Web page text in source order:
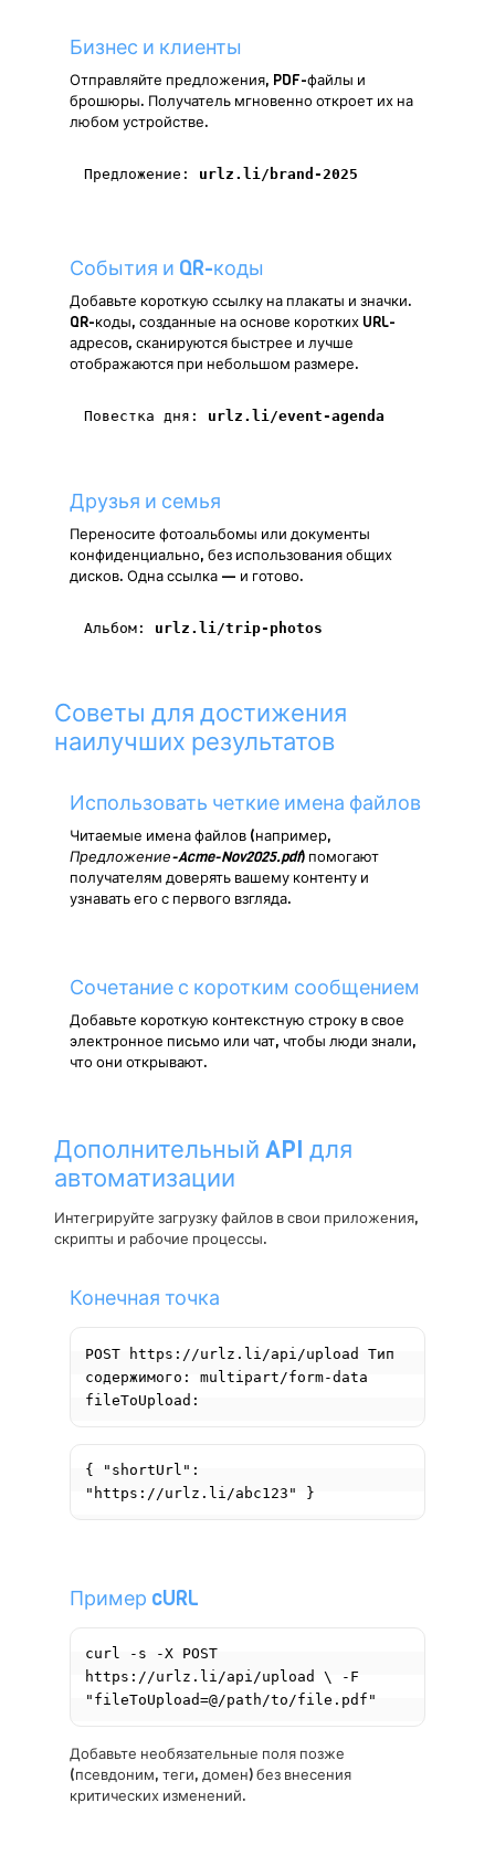
Бизнес и клиенты
Отправляйте предложения, PDF-файлы и
брошюры. Получатель мгновенно откроет их на
любом устройстве.
Предложение: urlz.li/brand-2025
События и QR-коды
Добавьте короткую ссылку на плакаты и значки.
QR-коды, созданные на основе коротких URL-
адресов, сканируются быстрее и лучше
отображаются при небольшом размере.
Повестка дня: urlz.li/event-agenda
Друзья и семья
Переносите фотоальбомы или документы
конфиденциально, без использования общих
дисков. Одна ссылка — и готово.
Альбом: urlz.li/trip-photos
Советы для достижения
наилучших результатов
Использовать четкие имена файлов
Читаемые имена файлов (например,
Предложение-Acme-Nov2025.pdf) помогают
получателям доверять вашему контенту и
узнавать его с первого взгляда.
Сочетание с коротким сообщением
Добавьте короткую контекстную строку в свое
электронное письмо или чат, чтобы люди знали,
что они открывают.
Дополнительный API для
автоматизации
Интегрируйте загрузку файлов в свои приложения,
скрипты и рабочие процессы.
Конечная точка
POST https://urlz.li/api/upload Тип
содержимого: multipart/form-data
{ "shortUrl":
"https://urlz.li/abc123" }
Пример cURL
curl -s -X POST
https://urlz.li/api/upload \ -F
"fileToUpload=@/path/to/file.pdf"
Добавьте необязательные поля позже
(псевдоним, теги, домен) без внесения
критических изменений.